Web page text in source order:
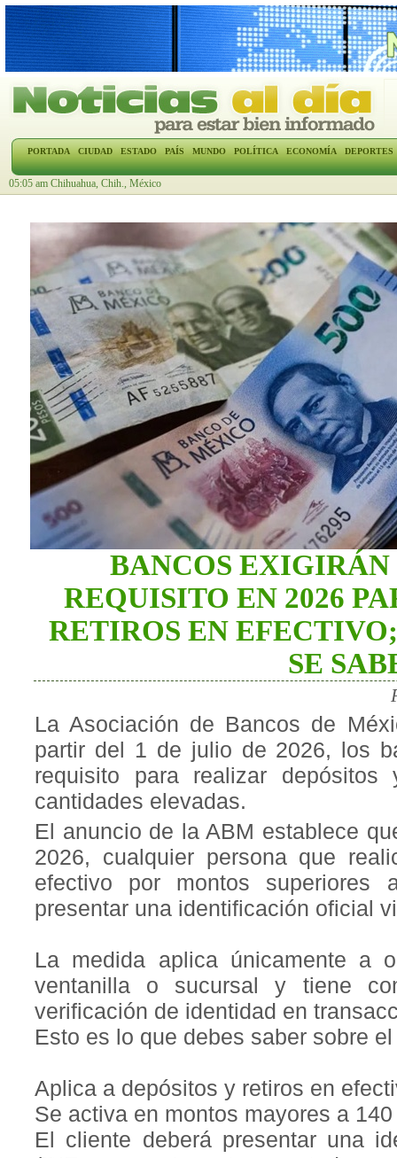
PORTADA CIUDAD ESTADO PAÍS MUNDO POLÍTICA ECONOMÍA DEPORTES
05:05 am Chihuahua, Chih., México
BANCOS EXIGIRÁN
REQUISITO EN 2026
RETIROS EN
SE
La Asociación de Bancos de
partir del 1 de julio de 2026, los
requisito para realizar
cantidades elevadas.
El anuncio de la ABM establece
2026, cualquier persona que
efectivo por montos superiores
presentar una identificación oficial
La medida aplica únicamente a
ventanilla o sucursal y tiene
verificación de identidad en
Esto es lo que debes saber sobre
Aplica a depósitos y retiros en
Se activa en montos mayores a
El cliente deberá presentar una